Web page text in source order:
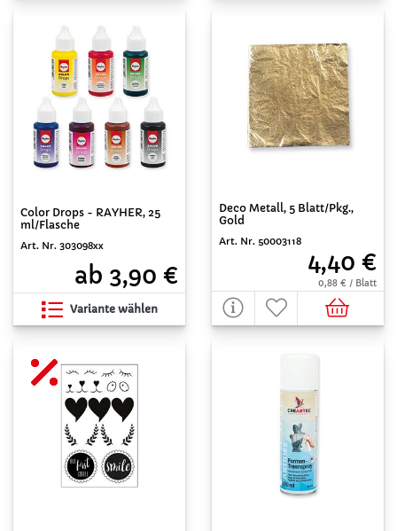
Color Drops - RAYHER, 25
ml/Flasche
Art. Nr. 303098xx
ab 3,90 €
Variante wählen
Deco Metall, 5 Blatt/Pkg.,
Gold
Art. Nr. 50003118
4,40 €
0,88 € / Blatt